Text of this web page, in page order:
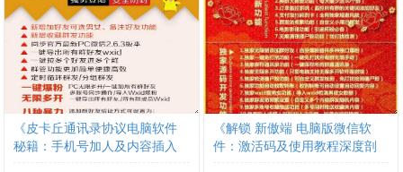
《皮卡丘通讯录协议电脑软件
秘籍：手机号加人及内容插入
《解锁 新傲端 电脑版微信软
件：激活码及使用教程深度剖